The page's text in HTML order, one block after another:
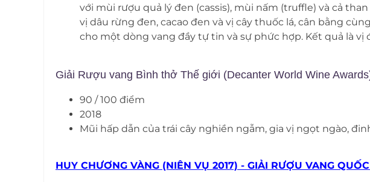
với mùi rượu quả lý đen (cassis), mùi nấm (truffle) và cả
vị dâu rừng đen, cacao đen và vị cây thuốc lá, cân bằng
cho một dòng vang đầy tự tin và sự phức hợp. Kết quả là
Giải Rượu vang Bình thở Thế giới (Decanter World Wine
90 / 100 điểm
2018
Mũi hấp dẫn của trái cây nghiền ngẫm, gia vị ngọt ngào,
HUY CHƯƠNG VÀNG (NIÊN VỤ 2017) - GIẢI RƯỢU VANG